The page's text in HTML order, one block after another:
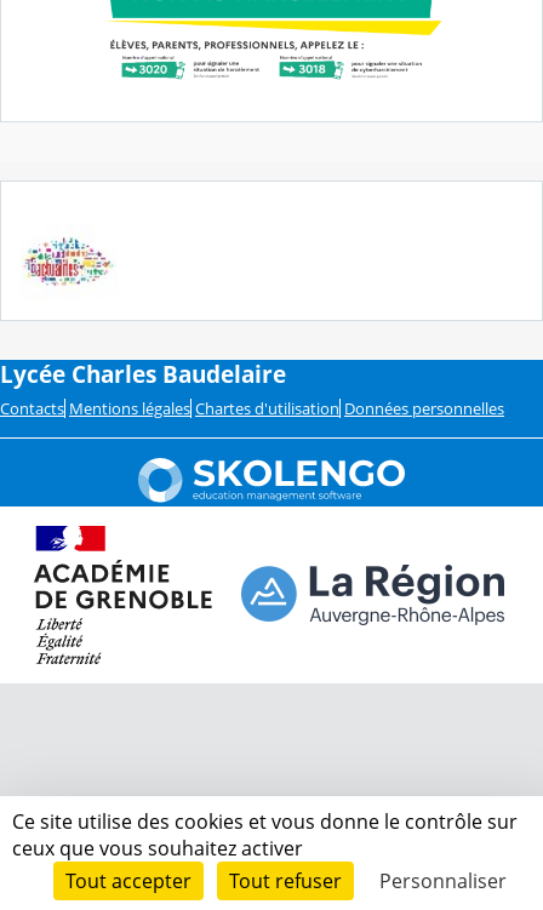
Lycée Charles Baudelaire
Contacts Mentions légales Chartes d'utilisation Données personnelles
Ce site utilise des cookies et vous donne le contrôle sur
ceux que vous souhaitez activer
Tout accepter
Tout refuser Personnaliser